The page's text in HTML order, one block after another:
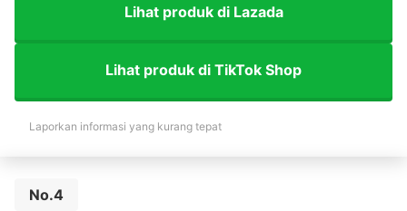
Lihat produk di Lazada
Lihat produk di TikTok Shop
Laporkan informasi yang kurang tepat
No.4